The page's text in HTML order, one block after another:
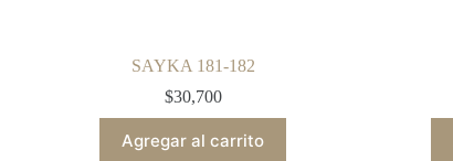
SAYKA 181-182
$30,700
Agregar al carrito